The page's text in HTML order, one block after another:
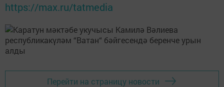
https://max.ru/tatmedia
Перейти на страницу новости